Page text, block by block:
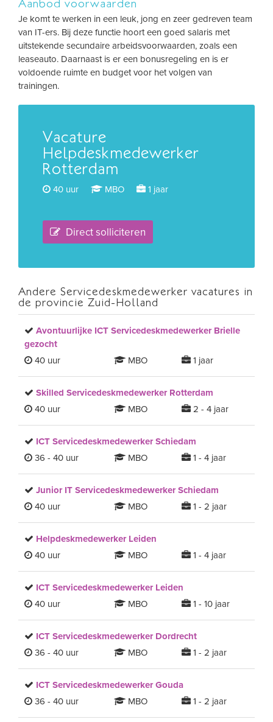
Aanbod voorwaarden
Je komt te werken in een leuk, jong en zeer gedreven team
van IT-ers. Bij deze functie hoort een goed salaris met
uitstekende secundaire arbeidsvoorwaarden, zoals een
leaseauto. Daarnaast is er een bonusregeling en is er
voldoende ruimte en budget voor het volgen van
trainingen.
Vacature
Helpdeskmedewerker
Rotterdam
40 uur MBO 1 jaar
Direct solliciteren
Andere Servicedeskmedewerker vacatures in
de provincie Zuid-Holland
Avontuurlijke ICT Servicedeskmedewerker Brielle
gezocht
40 uur
MBO 1 jaar
Skilled Servicedeskmedewerker Rotterdam
40 uur
MBO 2 - 4 jaar
ICT Servicedeskmedewerker Schiedam
36 - 40 uur
MBO 1 - 4 jaar
Junior IT Servicedeskmedewerker Schiedam
40 uur
MBO 1 - 2 jaar
Helpdeskmedewerker Leiden
40 uur
MBO 1 - 4 jaar
ICT Servicedeskmedewerker Leiden
40 uur
MBO 1 - 10 jaar
ICT Servicedeskmedewerker Dordrecht
36 - 40 uur
MBO 1 - 2 jaar
ICT Servicedeskmedewerker Gouda
36 - 40 uur
MBO 1 - 2 jaar